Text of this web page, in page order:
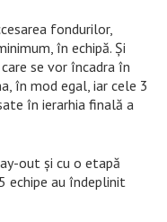
fondurilor,
în echipă. Și
se vor încadra în
în mod egal, iar cele 3
în ierarhia finală a
out și cu o etapă
echipe au îndeplinit